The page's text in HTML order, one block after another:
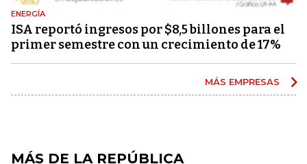
ENERGÍA
ISA reportó ingresos por $8,5 billones para el
primer semestre con un crecimiento de 17%
MÁS EMPRESAS
MÁS DE LA REPÚBLICA